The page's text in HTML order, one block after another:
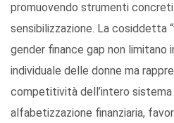
promuovendo strumenti
sensibilizzazione. La cosiddetta
gender finance gap non
individuale delle donne ma
competitività dell’intero sistema
alfabetizzazione finanziaria,